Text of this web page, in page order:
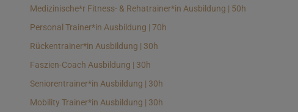
Medizinische*r Fitness- & Rehatrainer*in Ausbildung | 50h
Personal Trainer*in Ausbildung | 70h
Rückentrainer*in Ausbildung | 30h
Faszien-Coach Ausbildung | 30h
Seniorentrainer*in Ausbildung | 30h
Mobility Trainer*in Ausbildung | 30h